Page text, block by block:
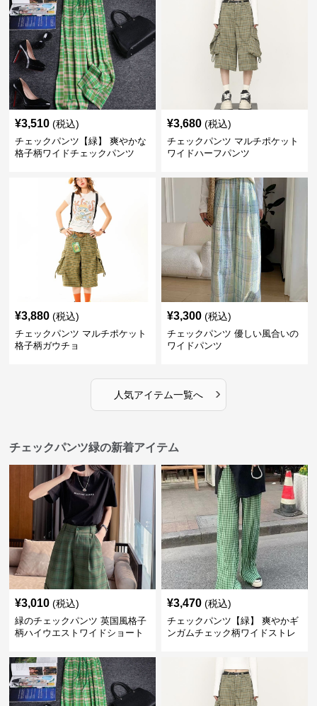
¥3,510 (税込)
チェックパンツ【緑】 爽やかな
格子柄ワイドチェックパンツ
¥3,680 (税込)
チェックパンツ マルチポケット
ワイドハーフパンツ
¥3,880 (税込)
チェックパンツ マルチポケット
格子柄ガウチョ
¥3,300 (税込)
チェックパンツ 優しい風合いの
ワイドパンツ
人気アイテム一覧へ ›
チェックパンツ緑の新着アイテム
¥3,010 (税込)
緑のチェックパンツ 英国風格子
柄ハイウエストワイドショート
¥3,470 (税込)
チェックパンツ【緑】 爽やかギ
ンガムチェック柄ワイドストレ